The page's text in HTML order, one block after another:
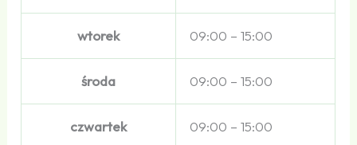
wtorek 09:00 – 15:00
środa 09:00 – 15:00
czwartek 09:00 – 15:00